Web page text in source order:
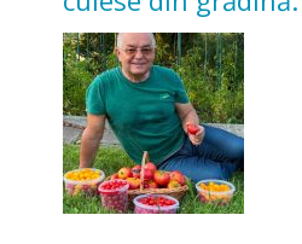
nu poate oferi